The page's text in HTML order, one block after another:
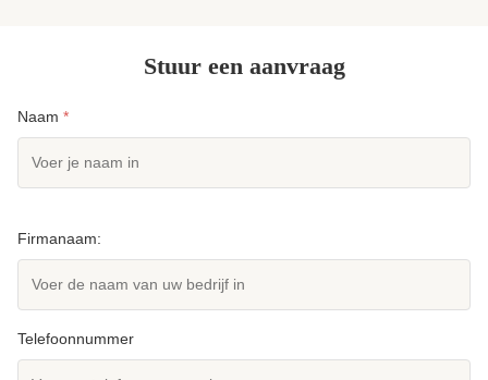
Stuur een aanvraag
Naam *
Firmanaam:
Telefoonnummer